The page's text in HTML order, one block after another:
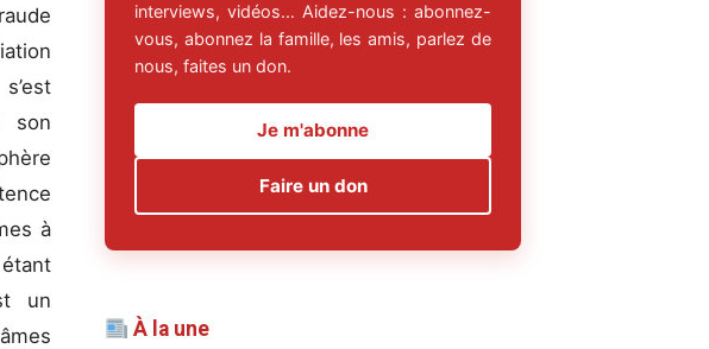
son
à
un
interviews, vidéos… Aidez-nous : abonnez-
vous, abonnez la famille, les amis, parlez de
nous, faites un don.
Je m'abonne
Faire un don
À la une